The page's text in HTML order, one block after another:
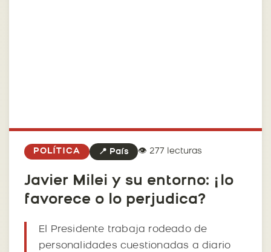
POLÍTICA 📍 País 👁️ 277 lecturas
Javier Milei y su entorno: ¿lo
favorece o lo perjudica?
El Presidente trabaja rodeado de
personalidades cuestionadas a diario